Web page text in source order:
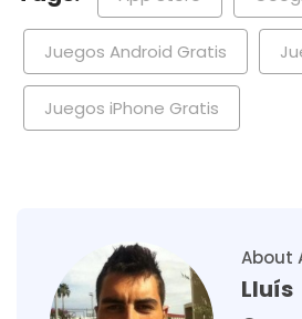
Juegos Android Gratis
Juegos iPhone Gratis
About
Lluís